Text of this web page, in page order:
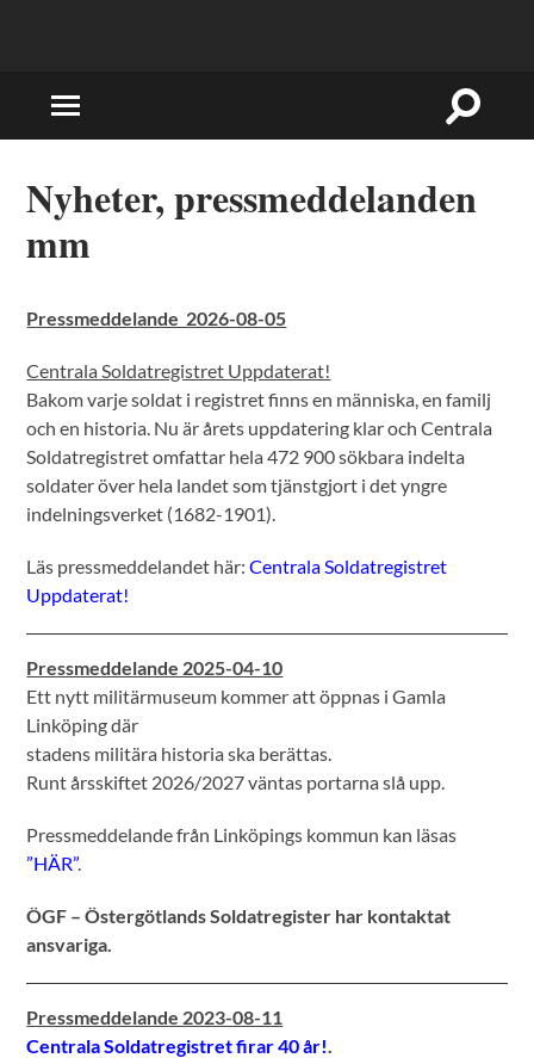
Slå
på/av
Slå
Nyheter, pressmeddelanden
mm
Pressmeddelande 2026-08-05
Centrala Soldatregistret Uppdaterat!
Bakom varje soldat i registret finns en människa, en familj
och en historia. Nu är årets uppdatering klar och Centrala
Soldatregistret omfattar hela 472 900 sökbara indelta
soldater över hela landet som tjänstgjort i det yngre
indelningsverket (1682-1901).
Läs pressmeddelandet här:Centrala Soldatregistret
Uppdaterat!
Pressmeddelande 2025-04-10
Ett nytt militärmuseum kommer att öppnas i Gamla
Linköping där
stadens militära historia ska berättas.
Runt årsskiftet 2026/2027 väntas portarna slå upp.
Pressmeddelande från Linköpings kommun kan läsas
”HÄR”.
ÖGF – Östergötlands Soldatregister har kontaktat
ansvariga.
Pressmeddelande 2023-08-11
Centrala Soldatregistret firar 40 år!.